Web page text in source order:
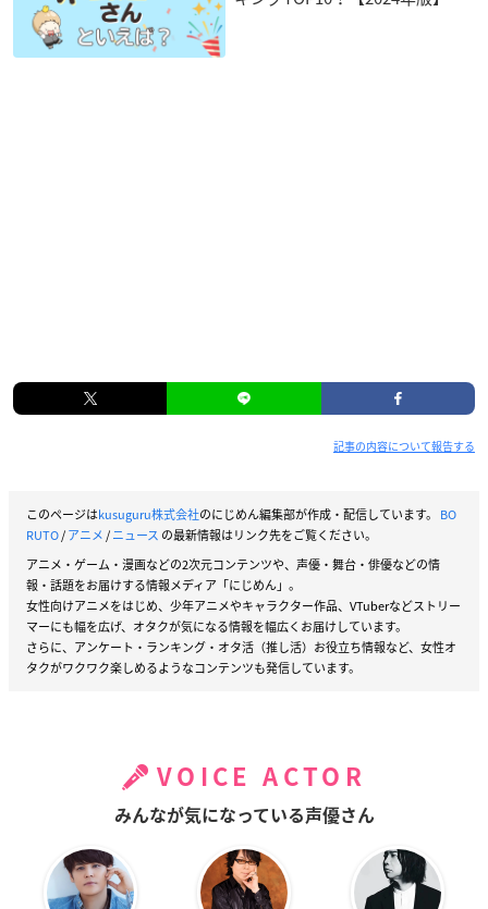
記事の内容について報告する
このページはkusuguru株式会社のにじめん編集部が作成・配信しています。 BO
RUTO/アニメ/ニュース の最新情報はリンク先をご覧ください。
アニメ・ゲーム・漫画などの2次元コンテンツや、声優・舞台・俳優などの情
報・話題をお届けする情報メディア「にじめん」。
女性向けアニメをはじめ、少年アニメやキャラクター作品、VTuberなどストリー
マーにも幅を広げ、オタクが気になる情報を幅広くお届けしています。
さらに、アンケート・ランキング・オタ活（推し活）お役立ち情報など、女性オ
タクがワクワク楽しめるようなコンテンツも発信しています。
VOICE ACTOR
みんなが気になっている声優さん